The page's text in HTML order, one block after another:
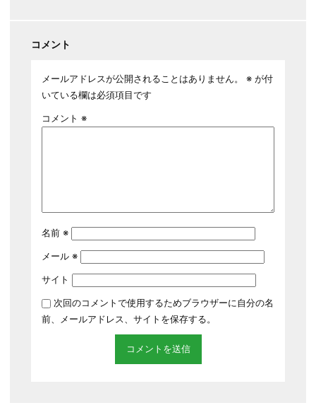
コメント
メールアドレスが公開されることはありません。 ※が付
いている欄は必須項目です
コメント ※
名前 ※
メール ※
サイト
次回のコメントで使用するためブラウザーに自分の名
前、メールアドレス、サイトを保存する。